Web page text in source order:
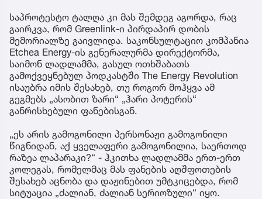
საპროტესტო ტალღა კი მას შემდეგ აგორდა, რაც
გაირკვა, რომ Greenlink-ი პირდაპირ დობის
მემორიალზე გაივლიდა. საკონსულტაციო კომპანია
Etchea Energy-ის გენერალურმა დირექტორმა,
საიმონ ლადლამმა, გასულ ოთხშაბათს
გამოქვეყნებულ პოდკასტში The Energy Revolution
ისაუბრა იმის შესახებ, თუ როგორ მოჰყვა ამ
გეგმებს „ასობით ზარი“ „ჰარი პოტერის“
განრისხებული ფანებისგან.
„ეს არის გამოგონილი პერსონაჟი გამოგონილი
წიგნიდან, აქ ყველაფერი გამოგონილია, საერთოდ
რაზეა ლაპარაკი?“ - ჰკითხა ლადლამმა ერთ-ერთ
კოლეგას, რომელმაც მას ფანების აღშფოთების
შესახებ აცნობა და დაჟინებით უმტკიცებდა, რომ
სიტუაცია „ძალიან, ძალიან სერიოზული“ იყო.